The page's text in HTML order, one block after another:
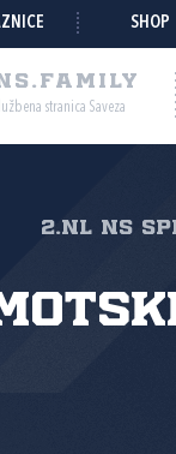
SHOP
stranica Saveza
2.NL NS